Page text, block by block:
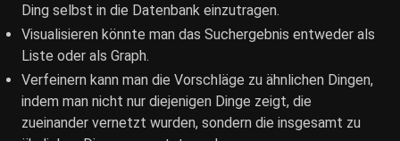
Ding selbst in die Datenbank einzutragen.
Visualisieren könnte man das Suchergebnis entweder als
Liste oder als Graph.
Verfeinern kann man die Vorschläge zu ähnlichen Dingen,
indem man nicht nur diejenigen Dinge zeigt, die
zueinander vernetzt wurden, sondern die insgesamt zu